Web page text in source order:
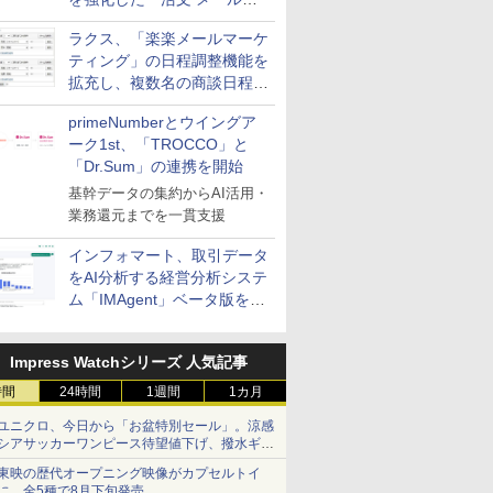
送信防止アドインサービス」
を提供
ラクス、「楽楽メールマーケ
ティング」の日程調整機能を
拡充し、複数名の商談日程調
整を効率化
primeNumberとウイングア
ーク1st、「TROCCO」と
「Dr.Sum」の連携を開始
基幹データの集約からAI活用・
業務還元までを一貫支援
インフォマート、取引データ
をAI分析する経営分析システ
ム「IMAgent」ベータ版を提
Impress Watchシリーズ 人気記事
24時間 1週間 1カ月
ニクロ、今日から「お盆特別セール」。涼感
アサッカーワンピース待望値下げ、撥水ギア
ョーツは1990円に
映の歴代オープニング映像がカプセルトイ